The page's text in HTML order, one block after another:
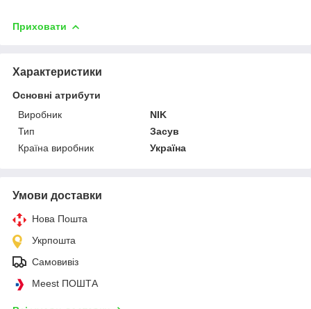
Приховати
Характеристики
Основні атрибути
Виробник
NIK
Тип
Засув
Країна виробник
Україна
Умови доставки
Нова Пошта
Укрпошта
Самовивіз
Meest ПОШТА